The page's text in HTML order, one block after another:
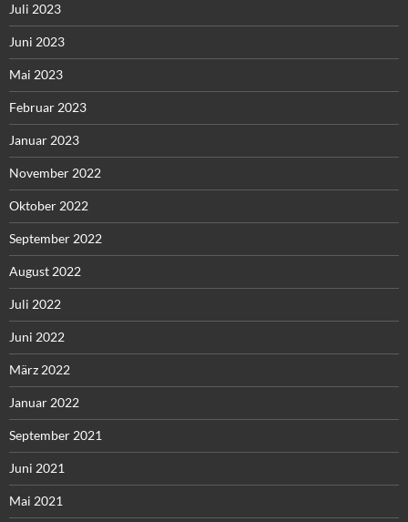
Juli 2023
Juni 2023
Mai 2023
Februar 2023
Januar 2023
November 2022
Oktober 2022
September 2022
August 2022
Juli 2022
Juni 2022
März 2022
Januar 2022
September 2021
Juni 2021
Mai 2021